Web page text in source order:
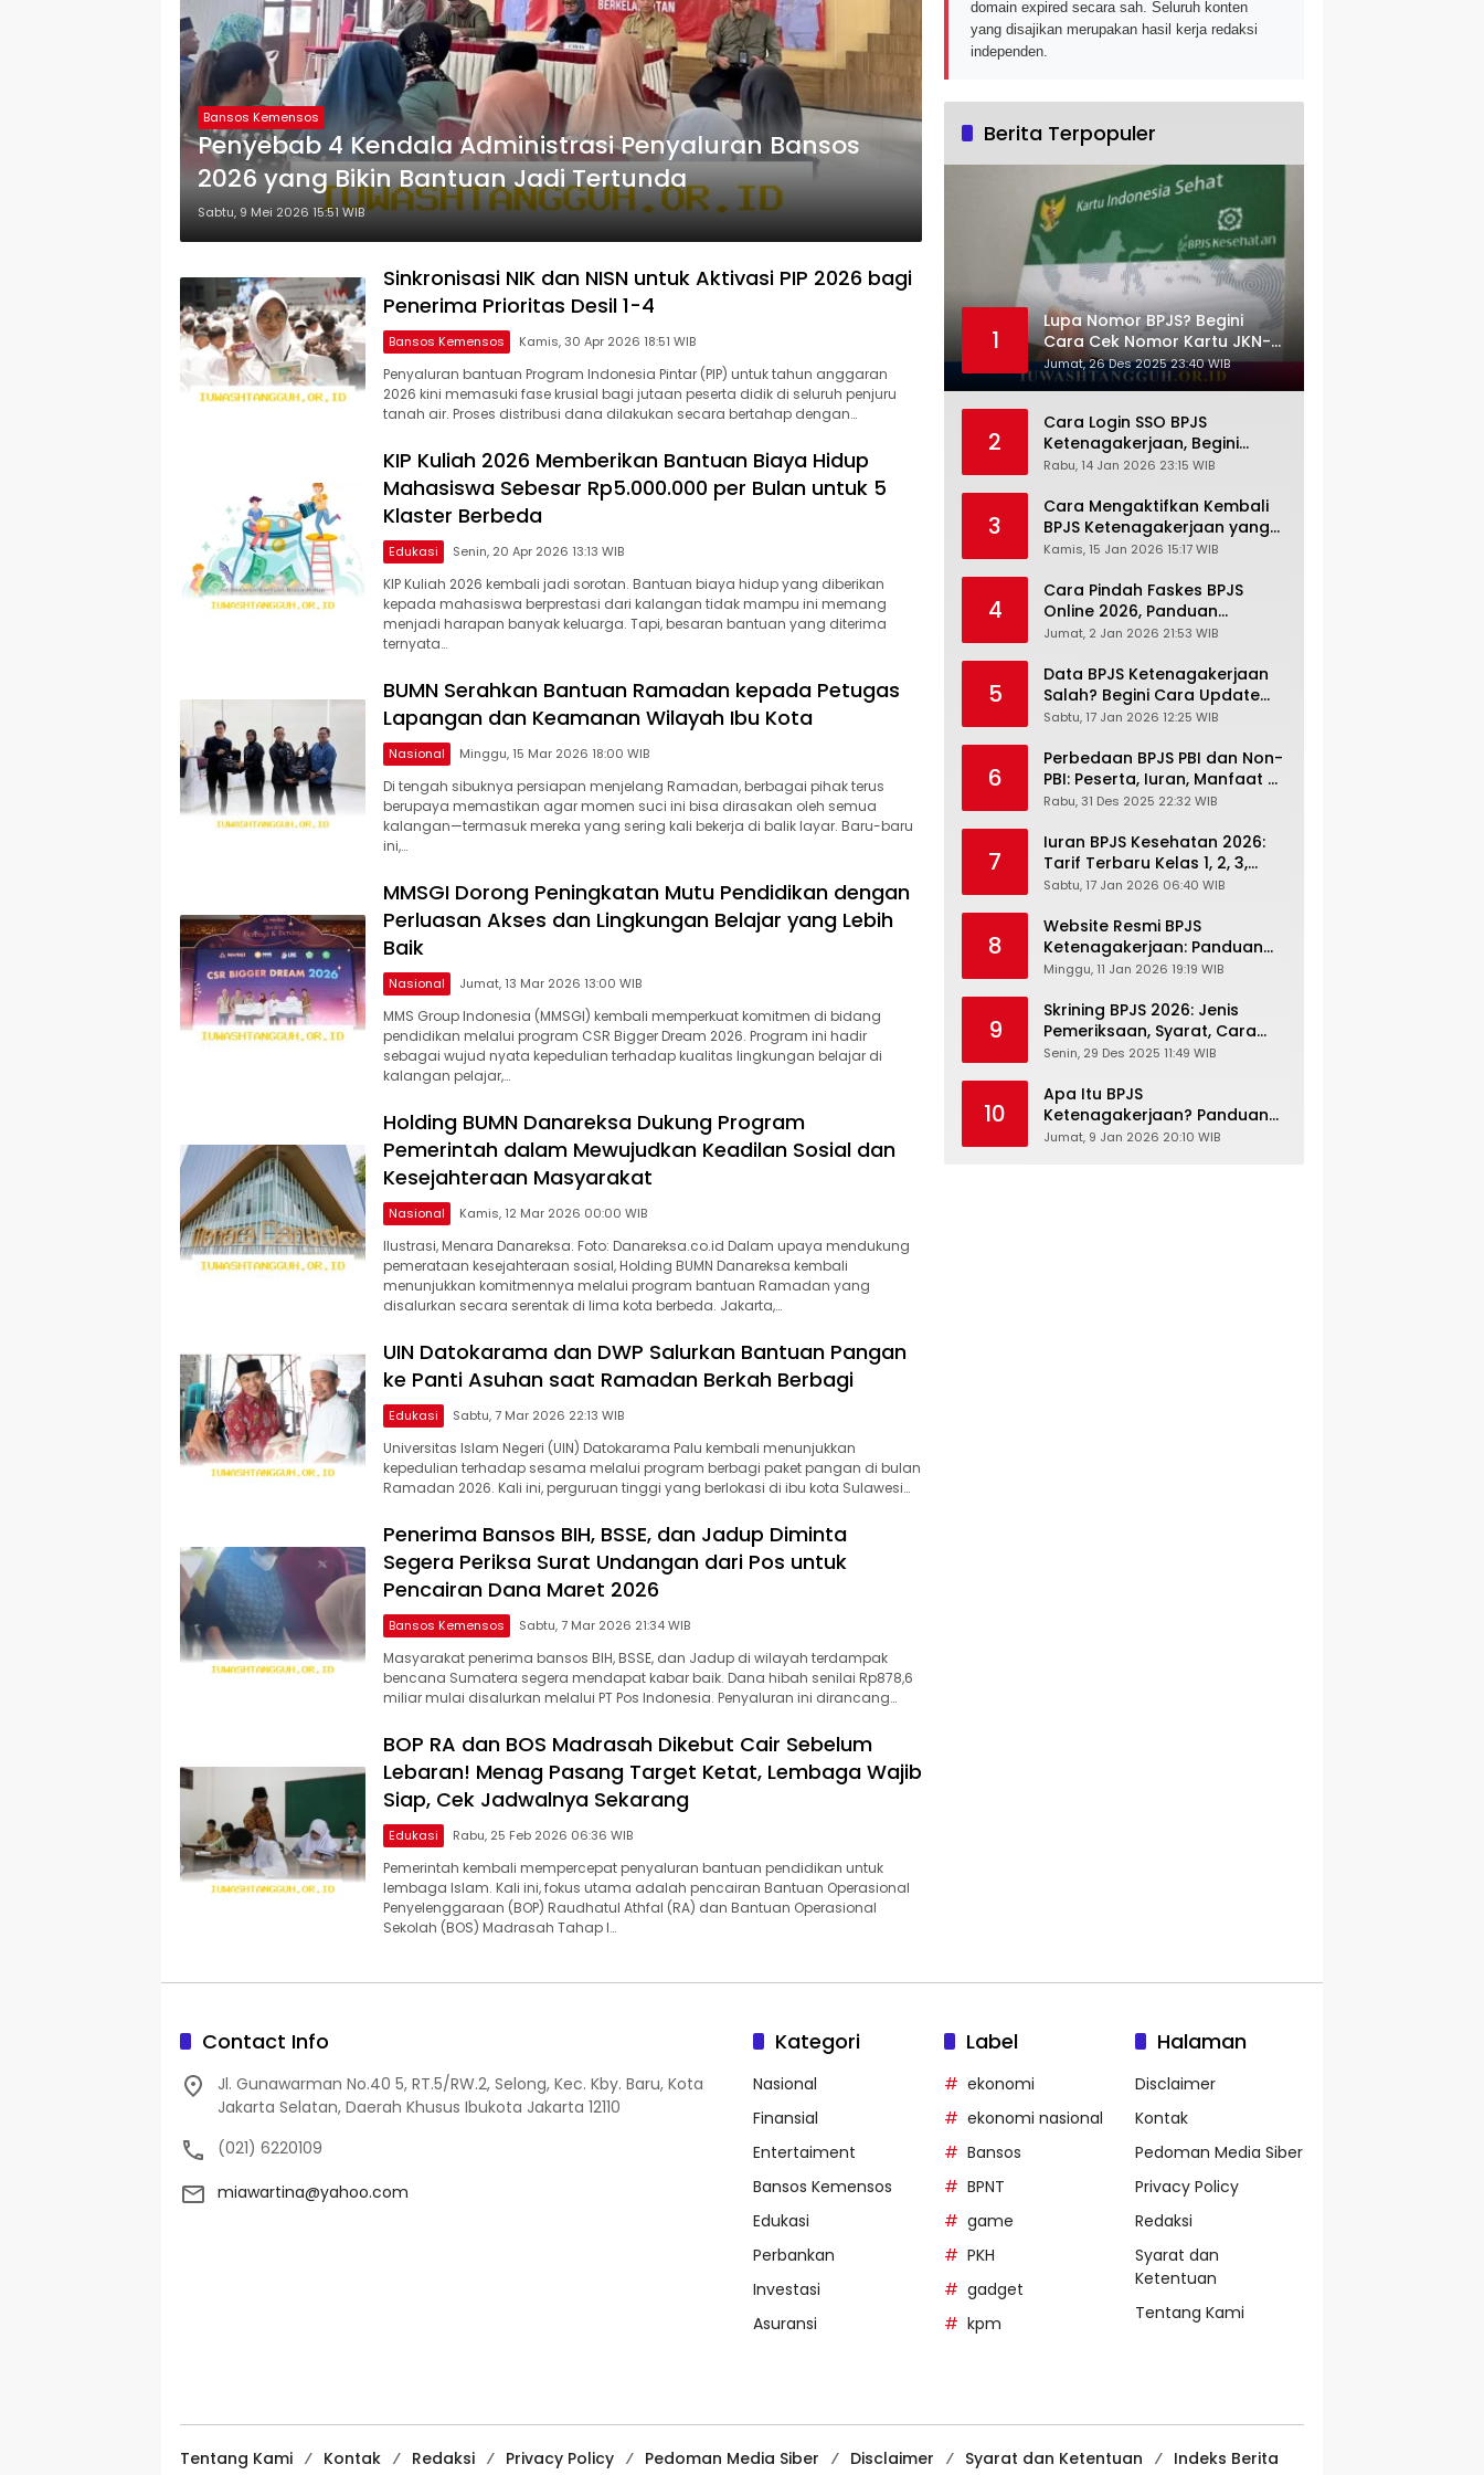
Bansos Kemensos
Penyebab 4 Kendala Administrasi Penyaluran Bansos
2026 yang Bikin Bantuan Jadi Tertunda
Sabtu, 9 Mei 2026 15:51 WIB
Sinkronisasi NIK dan NISN untuk Aktivasi PIP 2026 bagi
Penerima Prioritas Desil 1-4
Bansos Kemensos Kamis, 30 Apr 2026 18:51 WIB
Penyaluran bantuan Program Indonesia Pintar (PIP) untuk tahun anggaran
2026 kini memasuki fase krusial bagi jutaan peserta didik di seluruh penjuru
tanah air. Proses distribusi dana dilakukan secara bertahap dengan…
KIP Kuliah 2026 Memberikan Bantuan Biaya Hidup
Mahasiswa Sebesar Rp5.000.000 per Bulan untuk 5
Klaster Berbeda
Edukasi Senin, 20 Apr 2026 13:13 WIB
KIP Kuliah 2026 kembali jadi sorotan. Bantuan biaya hidup yang diberikan
kepada mahasiswa berprestasi dari kalangan tidak mampu ini memang
menjadi harapan banyak keluarga. Tapi, besaran bantuan yang diterima
ternyata…
BUMN Serahkan Bantuan Ramadan kepada Petugas
Lapangan dan Keamanan Wilayah Ibu Kota
Nasional Minggu, 15 Mar 2026 18:00 WIB
Di tengah sibuknya persiapan menjelang Ramadan, berbagai pihak terus
berupaya memastikan agar momen suci ini bisa dirasakan oleh semua
kalangan—termasuk mereka yang sering kali bekerja di balik layar. Baru-baru
ini,…
MMSGI Dorong Peningkatan Mutu Pendidikan dengan
Perluasan Akses dan Lingkungan Belajar yang Lebih
Baik
Nasional Jumat, 13 Mar 2026 13:00 WIB
MMS Group Indonesia (MMSGI) kembali memperkuat komitmen di bidang
pendidikan melalui program CSR Bigger Dream 2026. Program ini hadir
sebagai wujud nyata kepedulian terhadap kualitas lingkungan belajar di
kalangan pelajar,…
Holding BUMN Danareksa Dukung Program
Pemerintah dalam Mewujudkan Keadilan Sosial dan
Kesejahteraan Masyarakat
Nasional Kamis, 12 Mar 2026 00:00 WIB
Ilustrasi, Menara Danareksa. Foto: Danareksa.co.id Dalam upaya mendukung
pemerataan kesejahteraan sosial, Holding BUMN Danareksa kembali
menunjukkan komitmennya melalui program bantuan Ramadan yang
disalurkan secara serentak di lima kota berbeda. Jakarta,…
UIN Datokarama dan DWP Salurkan Bantuan Pangan
ke Panti Asuhan saat Ramadan Berkah Berbagi
Edukasi Sabtu, 7 Mar 2026 22:13 WIB
Universitas Islam Negeri (UIN) Datokarama Palu kembali menunjukkan
kepedulian terhadap sesama melalui program berbagi paket pangan di bulan
Ramadan 2026. Kali ini, perguruan tinggi yang berlokasi di ibu kota Sulawesi…
Penerima Bansos BIH, BSSE, dan Jadup Diminta
Segera Periksa Surat Undangan dari Pos untuk
Pencairan Dana Maret 2026
Bansos Kemensos Sabtu, 7 Mar 2026 21:34 WIB
Masyarakat penerima bansos BIH, BSSE, dan Jadup di wilayah terdampak
bencana Sumatera segera mendapat kabar baik. Dana hibah senilai Rp878,6
miliar mulai disalurkan melalui PT Pos Indonesia. Penyaluran ini dirancang…
BOP RA dan BOS Madrasah Dikebut Cair Sebelum
Lebaran! Menag Pasang Target Ketat, Lembaga Wajib
Siap, Cek Jadwalnya Sekarang
Edukasi Rabu, 25 Feb 2026 06:36 WIB
Pemerintah kembali mempercepat penyaluran bantuan pendidikan untuk
lembaga Islam. Kali ini, fokus utama adalah pencairan Bantuan Operasional
Penyelenggaraan (BOP) Raudhatul Athfal (RA) dan Bantuan Operasional
Sekolah (BOS) Madrasah Tahap I…
domain expired secara sah. Seluruh konten
yang disajikan merupakan hasil kerja redaksi
independen.
Berita Terpopuler
1
Lupa Nomor BPJS? Begini
Cara Cek Nomor Kartu JKN-
KIS dengan NIK KTP
Jumat, 26 Des 2025 23:40 WIB
2
Cara Login SSO BPJS
Ketenagakerjaan, Begini
Tutorial Lengkap dan
Rabu, 14 Jan 2026 23:15 WIB
3
Cara Mengaktifkan Kembali
BPJS Ketenagakerjaan yang
Nonaktif, Begini Panduan
Kamis, 15 Jan 2026 15:17 WIB
4
Cara Pindah Faskes BPJS
Online 2026, Panduan
Lengkap via Mobile JKN,
Cabang
Jumat, 2 Jan 2026 21:53 WIB
5
Data BPJS Ketenagakerjaan
Salah? Begini Cara Update
Rekening, Alamat, HP di JMO
Sabtu, 17 Jan 2026 12:25 WIB
6
Perbedaan BPJS PBI dan Non-
PBI: Peserta, Iuran, Manfaat &
Masa Berlaku Terbaru 2026
Rabu, 31 Des 2025 22:32 WIB
7
Iuran BPJS Kesehatan 2026:
Tarif Terbaru Kelas 1, 2, 3,
Cara Bayar, Denda &
JKN-KIS
Sabtu, 17 Jan 2026 06:40 WIB
8
Website Resmi BPJS
Ketenagakerjaan: Panduan
Lengkap Akses dan Fitur
Minggu, 11 Jan 2026 19:19 WIB
9
Skrining BPJS 2026: Jenis
Pemeriksaan, Syarat, Cara
Daftar & Cek Riwayat
Senin, 29 Des 2025 11:49 WIB
10
Apa Itu BPJS
Ketenagakerjaan? Panduan
Lengkap untuk Pekerja dan
Jumat, 9 Jan 2026 20:10 WIB
Contact Info
Jl. Gunawarman No.40 5, RT.5/RW.2, Selong, Kec. Kby. Baru, Kota
Jakarta Selatan, Daerah Khusus Ibukota Jakarta 12110
(021) 6220109
miawartina@yahoo.com
Kategori
Nasional
Finansial
Entertaiment
Bansos Kemensos
Edukasi
Perbankan
Investasi
Asuransi
Label
ekonomi
ekonomi nasional
Bansos
BPNT
game
PKH
gadget
kpm
Halaman
Disclaimer
Kontak
Pedoman Media Siber
Privacy Policy
Redaksi
Syarat dan
Ketentuan
Tentang Kami
Tentang Kami Kontak Redaksi Privacy Policy Pedoman Media Siber Disclaimer Syarat dan Ketentuan Indeks Berita